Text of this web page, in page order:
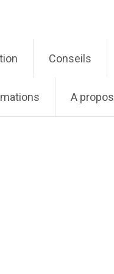
Conseils
A propos